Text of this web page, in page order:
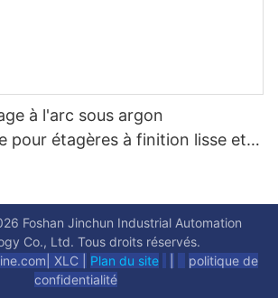
à l'arc sous argon
pour étagères à finition lisse et
Foshan Jinchun Industrial Automation
Co., Ltd. Tous droits réservés.
XLC | Plan du site
politique de
confidentialité